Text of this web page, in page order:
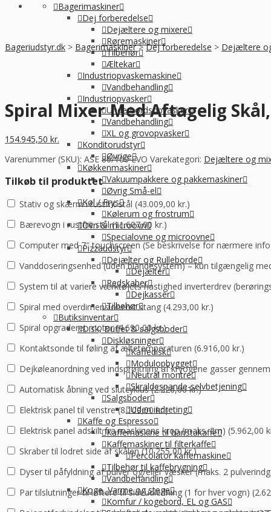
Bagerimaskiner
Dej forberedelse
Dejæltere og mixere
Røremaskiner
Tilbehør
Æltekar
Industriopvaskemaskine
Vandbehandling
Industriopvasker
Underbordsopvasker
Vandbehandling
XL og grovopvasker
Konditorudstyr
Øvrige
Køkkenmaskiner
Vakuumpakkere og pakkemaskiner
Øvrig Små-el
Køl / Frys
Kølerum og frostrum
Ovn & microovn
Specialovne og microovne
Pizzaudstyr
Dejælter og Rulleborde
Dejælter
Redskaber
Dejkasser
Tilbehør
Butiksinventar
Disk, Buffet & salgsboder
Diskløsninger
Kaffedisk
Modulopbygget
Neutral montre
Skraldespande-selvbetjening
Salgsboder
Uden indreting
Kaffe og Espresso
Kaffemaskine til baristakaffe
Kaffemaskiner til filterkaffe
Percolator kaffemaskine
Tilbehør til kaffebrygning
Vandbehandling
Koge, Varme og stege
Komfur / kogebord, EL og GAS
Bageriudstyr.dk > Bagerimaskiner > Dej forberedelse > Dejæltere
Spiral Mixer Med Aftagelig
154.945,50 kr.
Varenummer (SKU): ASE 80/100 EVO Varekategori: Dejæltere og
Tilkøb til produktet
Stativ og skærm i rustfrit stål (43.009,00 kr.)
Bærevogn i rustfrit stål (11.607,00 kr.)
Computer med 7″ touchscreen (Se beskrivelse for nærmere
Vanddoseringsenhed (uden blandesystem) – kun tilgængelig
System til at variere værktøjets hastighed inverterdrev
Spiral med overdimensioneret stang (4.293,00 kr.)
Spiral opgraderet motor (4.690,00kr.)
Kontaktsonde til føling af æltetemperaturen (6.916,00 kr.)
Dejkøleanordning ved indsprøjtning af kryogene gasser
Automatisk åbning ved slutcyklus (2.226,00kr.)
Elektrisk panel til venstre (8.109,00kr.)
Elektrisk panel adskilt fra maskinens krop (maks. 2m) (5.962,00
Skraber til lodret side af skålen (10.255,00kr.)
Dyser til påfyldning af pulver og/eller væsker (maks. 2
Par tilslutninger til løftere til sideudledning (1 for hver vogn) (